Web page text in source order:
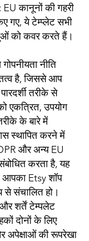
EU कानूनों की गहरी
गए, ये टेम्प्लेट सभी
को कवर करते हैं।
गोपनीयता नीति
है, जिससे आप
तरीके से
एकत्रित, उपयोग
के बारे में
स्थापित करने में
और अन्य EU
करता है, यह
आपका Etsy शॉप
संचालित हो।
शर्तें टेम्पलेट
दोनों के लिए
अपेक्षाओं की रूपरेखा